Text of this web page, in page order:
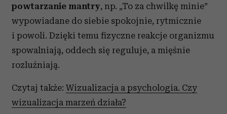
powtarzanie mantry, np. „To za chwilkę minie”
wypowiadane do siebie spokojnie, rytmicznie
i powoli. Dzięki temu fizyczne reakcje organizmu
spowalniają, oddech się reguluje, a mięśnie
rozluźniają.
Czytaj także: Wizualizacja a psychologia. Czy
wizualizacja marzeń działa?